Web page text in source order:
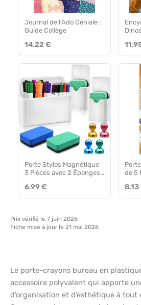
Journal de l’Ado Géniale :
Guide Collège
14.22 €
Porte Stylos Magnétique
3 Pièces avec 2 Éponges
6.99 €
de 5
8.13
Prix vérifié le 7 juin 2026
Fiche mise à jour le 21 mai 2026
Le porte-crayons bureau en
accessoire polyvalent qui apporte
d’organisation et d’esthétique à tout